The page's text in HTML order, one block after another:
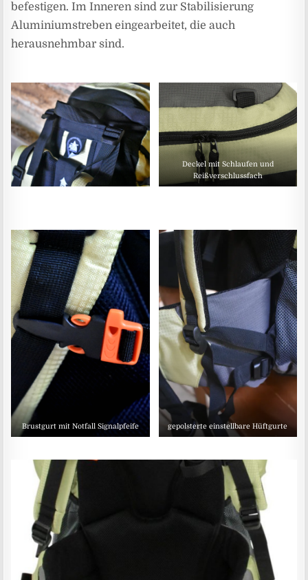
befestigen. Im Inneren sind zur Stabilisierung
Aluminiumstreben eingearbeitet, die auch
herausnehmbar sind.
Deckel mit Schlaufen und
Reißverschlussfach
Brustgurt mit Notfall Signalpfeife gepolsterte einstellbare Hüftgurte